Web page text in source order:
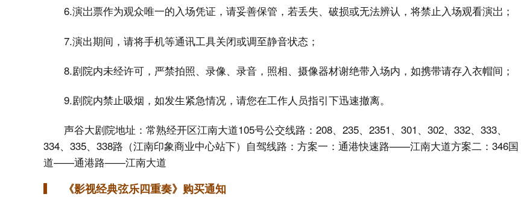
6.演岀票作为观众唯一的入场凭证，请妥善保管，若丢失、破损或无法辨认，将禁止入场观看演岀；
7.演出期间，请将手机等通讯工具关闭或调至静音状态；
8.剧院内未经许可，严禁拍照、录像、录音，照相、摄像器材谢绝带入场内，如携带请存入衣帽间；
9.剧院内禁止吸烟，如发生紧急情况，请您在工作人员指引下迅速撤离。
声谷大剧院地址：常熟经开区江南大道105号公交线路：208、235、2351、301、302、332、333、
334、335、338路（江南印象商业中心站下）自驾线路：方案一：通港快速路——江南大道方案二：346国
道——通港路——江南大道
《影视经典弦乐四重奏》购买通知